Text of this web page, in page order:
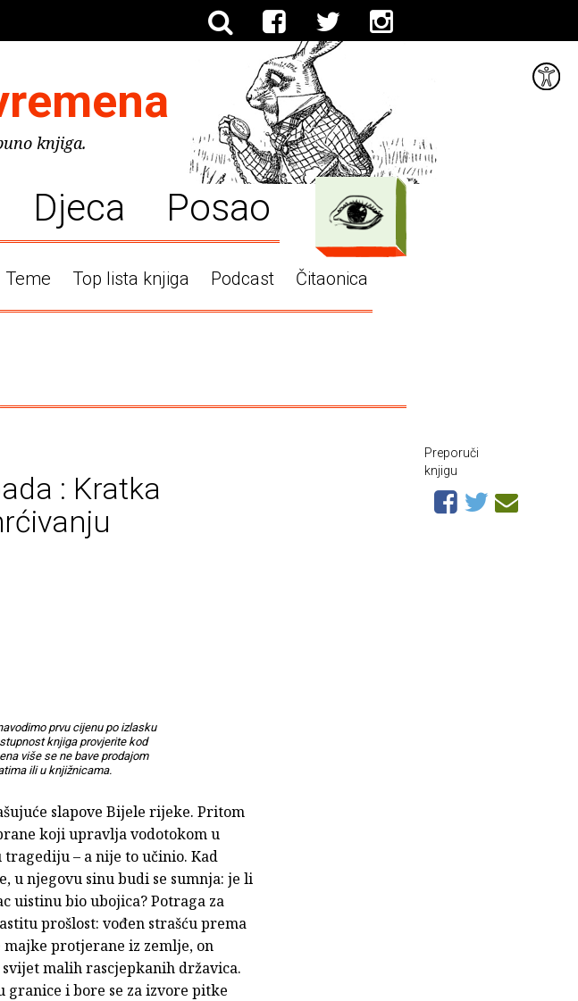
knjiga.
Djeca Posao
Teme Top lista knjiga Podcast Čitaonica
: Kratka
prvu cijenu po izlasku
knjiga provjerite kod
više se ne bave prodajom
ili u knjižnicama.
slapove Bijele rijeke. Pritom
koji upravlja vodotokom u
– a nije to učinio. Kad
u njegovu sinu budi se sumnja: je li
uistinu bio ubojica? Potraga za
prošlost: vođen strašću prema
protjerane iz zemlje, on
malih rascjepkanih državica.
granice i bore se za izvore pitke
Preporuči
knjigu